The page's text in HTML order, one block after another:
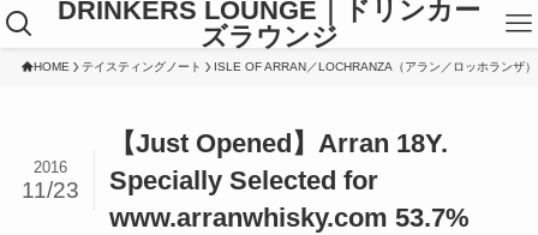
DRINKERS LOUNGE｜ドリンカー
ズラウンジ
HOME テイスティングノート ISLE OF ARRAN／LOCHRANZA（アラン／ロッホランザ）
【Just Opened】Arran 18Y.
Specially Selected for
www.arranwhisky.com 53.7%
2016
11/23